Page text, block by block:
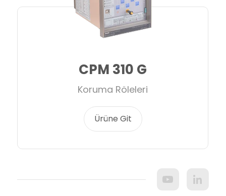
CPM 310 G
Koruma Röleleri
Ürüne Git